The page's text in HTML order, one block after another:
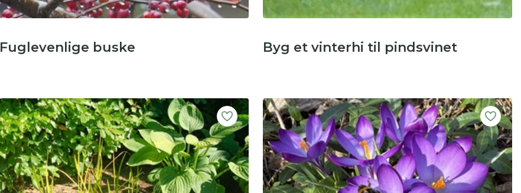
Fuglevenlige buske Byg et vinterhi til pindsvinet